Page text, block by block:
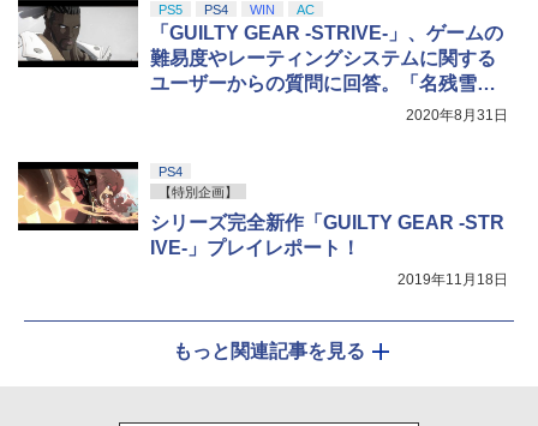
PS5 PS4 WIN AC
「GUILTY GEAR -STRIVE-」、ゲームの
難易度やレーティングシステムに関する
ユーザーからの質問に回答。「名残雪」
と「レオ」に関する質問も募集2020年8月31日
PS4
【特別企画】
シリーズ完全新作「GUILTY GEAR -STR
IVE-」プレイレポート！
2019年11月18日
もっと関連記事を見る